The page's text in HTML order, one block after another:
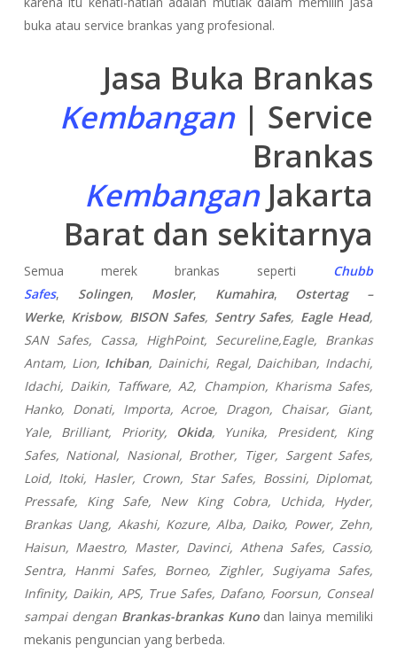
buka atau service brankas yang profesional.
Jasa Buka Brankas
Kembangan| Service
Brankas
KembanganJakarta
Barat dan sekitarnya
Semua merek brankas seperti Chubb
Safes, Solingen, Mosler, Kumahira, Ostertag –
Werke, Krisbow, BISON Safes, Sentry Safes, Eagle Head,
SAN Safes, Cassa, HighPoint, Secureline,Eagle, Brankas
Antam, Lion, Ichiban, Dainichi, Regal, Daichiban, Indachi,
Idachi, Daikin, Taffware, A2, Champion, Kharisma Safes,
Hanko, Donati, Importa, Acroe, Dragon, Chaisar, Giant,
Yale, Brilliant, Priority,
Okida, Yunika, President, King
Safes, National, Nasional, Brother, Tiger, Sargent Safes,
Loid, Itoki, Hasler, Crown, Star Safes, Bossini, Diplomat,
Pressafe, King Safe, New King Cobra, Uchida, Hyder,
Brankas Uang, Akashi, Kozure, Alba, Daiko, Power, Zehn,
Haisun, Maestro, Master, Davinci, Athena Safes, Cassio,
Sentra, Hanmi Safes, Borneo, Zighler, Sugiyama Safes,
Infinity, Daikin, APS, True Safes, Dafano, Foorsun, Conseal
sampai dengan Brankas-brankas Kunodan lainya memiliki
mekanis penguncian yang berbeda.